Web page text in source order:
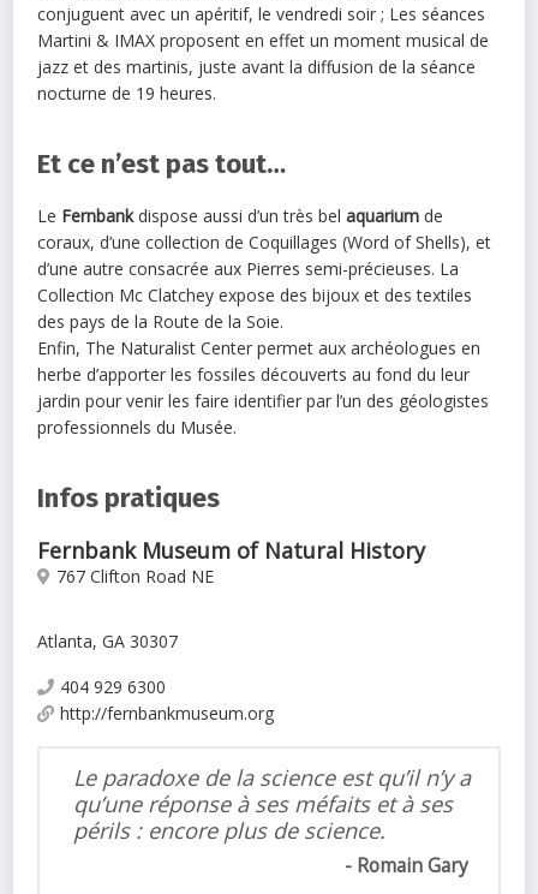
conjuguent avec un apéritif, le vendredi soir ; Les séances
Martini & IMAX proposent en effet un moment musical de
jazz et des martinis, juste avant la diffusion de la séance
nocturne de 19 heures.
Et ce n’est pas tout…
Le Fernbankdispose aussi d’un très bel aquarium de
coraux, d’une collection de Coquillages (Word of Shells), et
d’une autre consacrée aux Pierres semi-précieuses. La
Collection Mc Clatchey expose des bijoux et des textiles
des pays de la Route de la Soie.
Enfin, The Naturalist Center permet aux archéologues en
herbe d’apporter les fossiles découverts au fond du leur
jardin pour venir les faire identifier par l’un des géologistes
professionnels du Musée.
Infos pratiques
Fernbank Museum of Natural History
767 Clifton Road NE
Atlanta, GA 30307
404 929 6300
http://fernbankmuseum.org
Le paradoxe de la science est qu’il n’y a
qu’une réponse à ses méfaits et à ses
périls : encore plus de science.
Romain Gary